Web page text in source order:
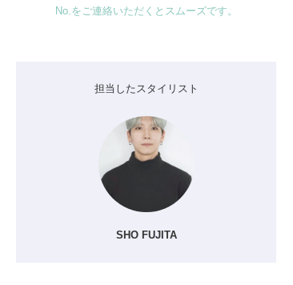
No.をご連絡いただくとスムーズです。
担当したスタイリスト
SHO FUJITA